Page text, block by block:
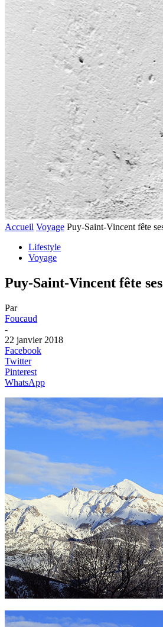
Accueil Voyage Puy-Saint-Vincent fête
Lifestyle
Voyage
Puy-Saint-Vincent fête
Par
Foucaud
-
22 janvier 2018
Facebook
Twitter
Pinterest
WhatsApp